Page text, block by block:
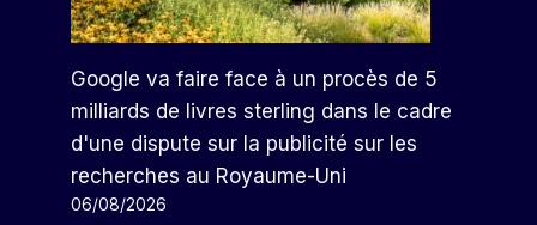
Google va faire face à un procès de 5
milliards de livres sterling dans le cadre
d'une dispute sur la publicité sur les
recherches au Royaume-Uni
06/08/2026